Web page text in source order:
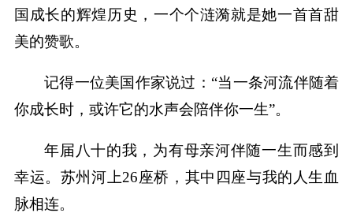
国成长的辉煌历史，一个个涟漪就是她一首首甜
美的赞歌。
记得一位美国作家说过：“当一条河流伴随着
你成长时，或许它的水声会陪伴你一生”。
年届八十的我，为有母亲河伴随一生而感到
幸运。苏州河上26座桥，其中四座与我的人生血
脉相连。